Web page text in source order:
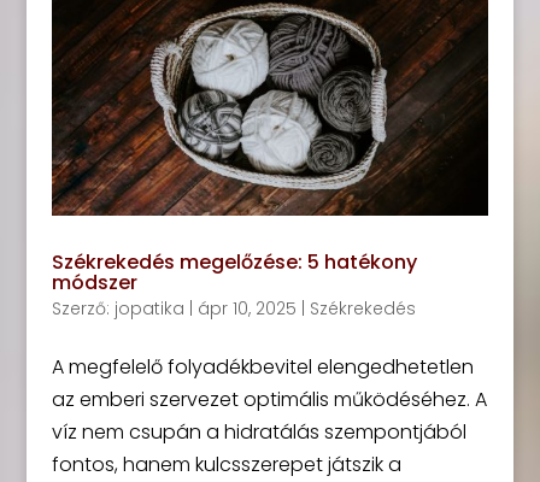
Székrekedés megelőzése: 5 hatékony
módszer
Szerző: jopatika ápr 10, 2025 Székrekedés
A megfelelő folyadékbevitel elengedhetetlen
az emberi szervezet optimális működéséhez. A
víz nem csupán a hidratálás szempontjából
fontos, hanem kulcsszerepet játszik a